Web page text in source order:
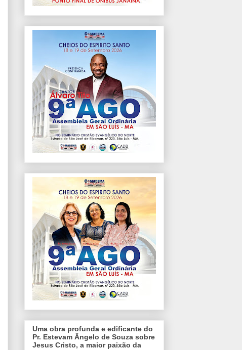
Uma obra profunda e edificante do
Pr. Estevam Ângelo de Souza sobre
Jesus Cristo, a maior paixão da